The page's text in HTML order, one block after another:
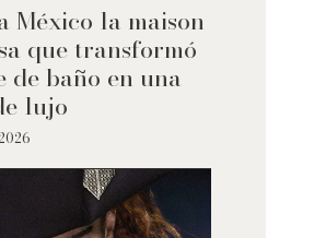
México la maison
que transformó
de baño en una
lujo